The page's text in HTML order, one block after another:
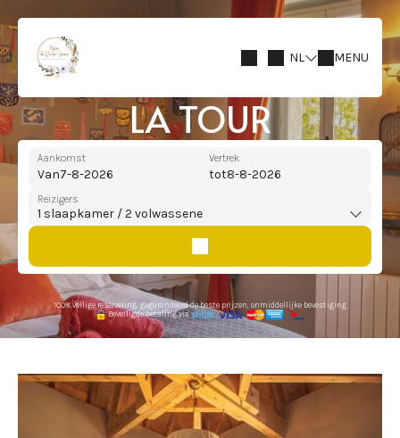
NL MENU
LA TOUR
Aankomst
Van
Vertrek
tot
Reizigers
1 slaapkamer /2 volwassene
100% veilige reservering, gegarandeerd de beste prijzen, onmiddellijke bevestiging
Beveiligde betaling via